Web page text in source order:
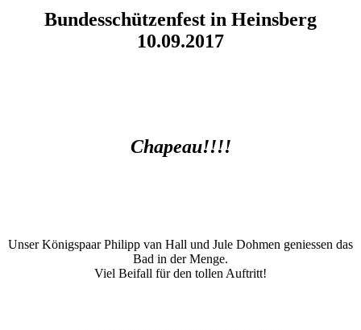
Bundesschützenfest in Heinsberg
10.09.2017
Chapeau!!!!
Unser Königspaar Philipp van Hall und Jule Dohmen geniessen das
Bad in der Menge.
Viel Beifall für den tollen Auftritt!